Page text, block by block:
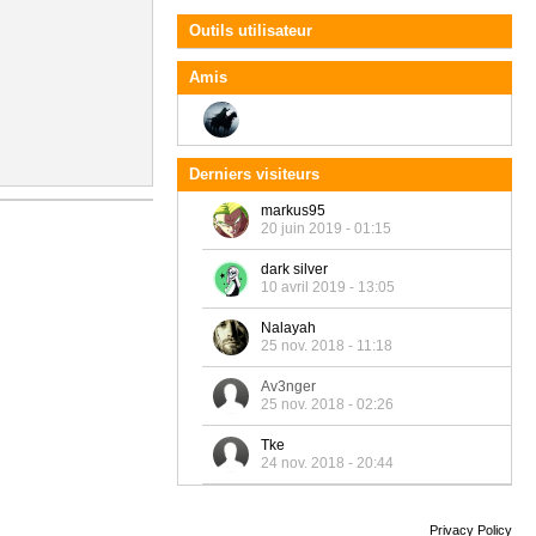
Outils utilisateur
Amis
Derniers visiteurs
markus95
20 juin 2019 - 01:15
dark silver
10 avril 2019 - 13:05
Nalayah
25 nov. 2018 - 11:18
Av3nger
25 nov. 2018 - 02:26
Tke
24 nov. 2018 - 20:44
Privacy Policy